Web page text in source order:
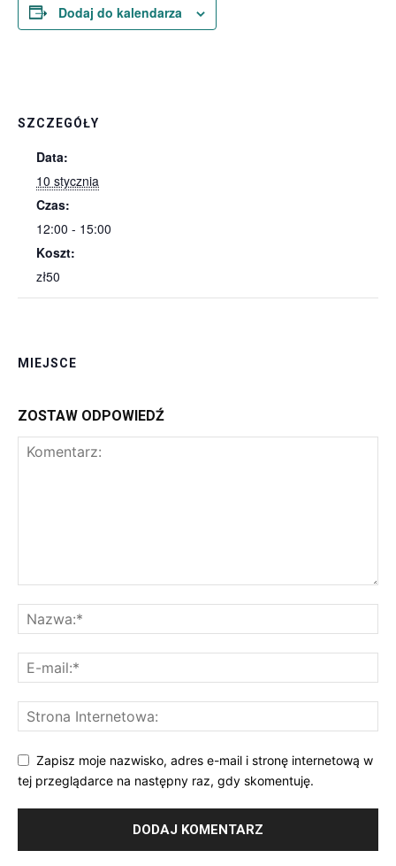
Dodaj do kalendarza
SZCZEGÓŁY
Data:
10 stycznia
Czas:
12:00 - 15:00
Koszt:
zł50
MIEJSCE
ZOSTAW ODPOWIEDŹ
Zapisz moje nazwisko, adres e-mail i stronę internetową w
tej przeglądarce na następny raz, gdy skomentuję.